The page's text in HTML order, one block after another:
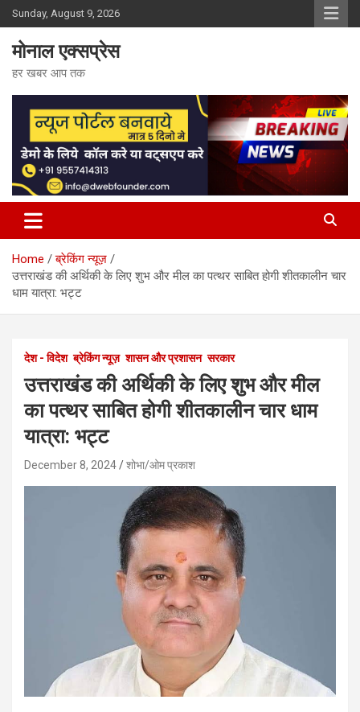
Skip
to
content
Sunday, August 9, 2026
मोनाल एक्सप्रेस
हर खबर आप तक
Home
ब्रेकिंग न्यूज़
उत्तराखंड की अर्थिकी के लिए शुभ और मील का पत्थर साबित होगी शीतकालीन चार
धाम यात्रा: भट्ट
देश - विदेश ब्रेकिंग न्यूज़ शासन और प्रशासन सरकार
उत्तराखंड की अर्थिकी के लिए शुभ और मील
का पत्थर साबित होगी शीतकालीन चार धाम
यात्रा: भट्ट
December 8, 2024 शोभा/ओम प्रकाश